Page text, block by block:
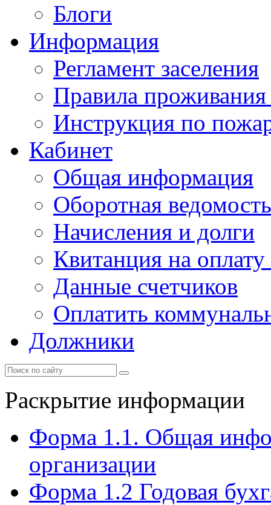
Блоги
Информация
Регламент заселения
Правила
Инструкция по
Кабинет
Общая информация
Оборотная ведомость
Начисления и долги
Квитанция на
Данные счетчиков
Оплатить
Должники
Раскрытие информации
Форма 1.1. Общая
организации
Форма 1.2 Годовая